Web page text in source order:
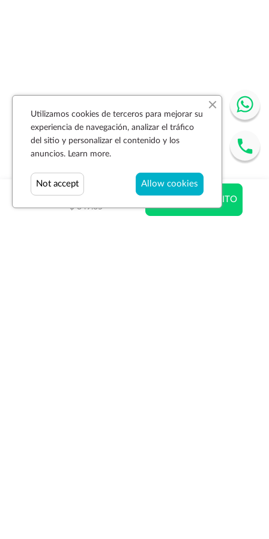
$ 279.72
$ 349.65
AÑADIR AL CARRITO
Utilizamos cookies de terceros para mejorar su
experiencia de navegación, analizar el tráfico
del sitio y personalizar el contenido y los
anuncios. Learn more.
Allow cookies
Not accept